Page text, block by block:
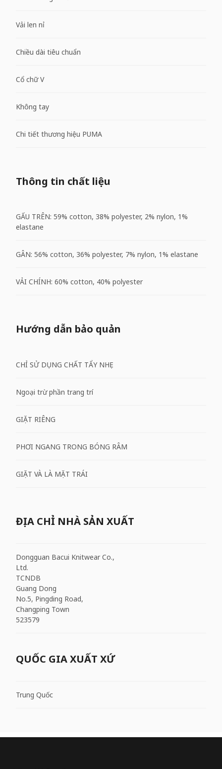
Vải len nỉ
Chiều dài tiêu chuẩn
Cổ chữ V
Không tay
Chi tiết thương hiệu PUMA
Thông tin chất liệu
GẤU TRÊN: 59% cotton, 38% polyester, 2% nylon, 1%
elastane
GÂN: 56% cotton, 36% polyester, 7% nylon, 1% elastane
VẢI CHÍNH: 60% cotton, 40% polyester
Hướng dẫn bảo quản
CHỈ SỬ DỤNG CHẤT TẨY NHẸ
Ngoại trừ phần trang trí
GIẶT RIÊNG
PHƠI NGANG TRONG BÓNG RÂM
GIẶT VÀ LÀ MẶT TRÁI
ĐỊA CHỈ NHÀ SẢN XUẤT
Dongguan Bacui Knitwear Co.,
Ltd.
TCNDB
Guang Dong
No.5, Pingding Road,
Changping Town
523579
QUỐC GIA XUẤT XỨ
Trung Quốc